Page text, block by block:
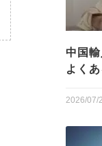
中国
よく
2026/07/